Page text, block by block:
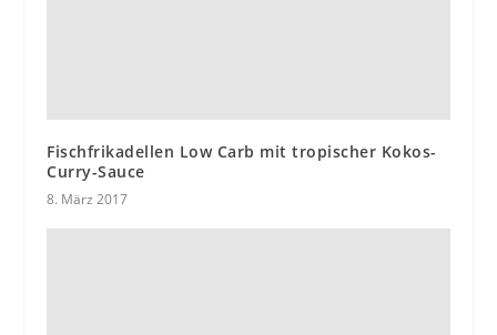
Fischfrikadellen Low Carb mit tropischer Kokos-
Curry-Sauce
8. März 2017